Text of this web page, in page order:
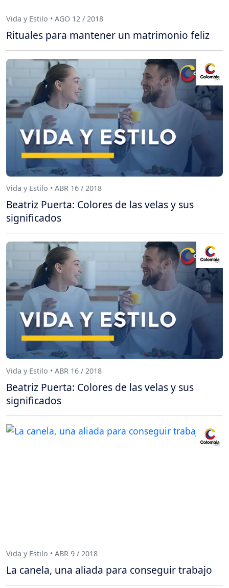
Vida y Estilo • AGO 12 / 2018
Rituales para mantener un matrimonio feliz
Vida y Estilo • ABR 16 / 2018
Beatriz Puerta: Colores de las velas y sus
significados
Vida y Estilo • ABR 16 / 2018
Beatriz Puerta: Colores de las velas y sus
significados
Vida y Estilo • ABR 9 / 2018
La canela, una aliada para conseguir trabajo